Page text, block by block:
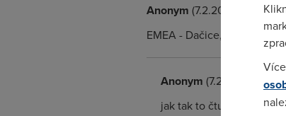
Anonym (7.2.2006 14:34:26)
EMEA - Dačice, výpadek
Anonym (7.2.2006
jak tak to čtu tak jsem